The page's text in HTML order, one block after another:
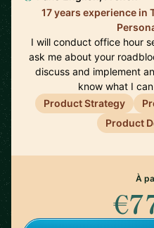
17 years experience in
I will conduct office hour
ask me about your
discuss and implement
know what I
Product Strategy
Product
À